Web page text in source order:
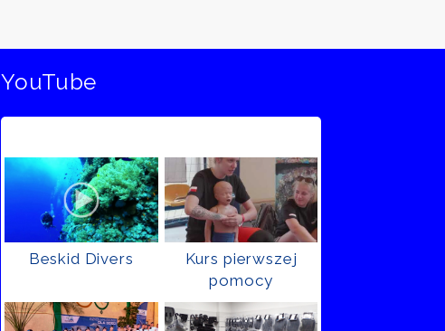
YouTube
Beskid Divers
Kurs pierwszej
pomocy